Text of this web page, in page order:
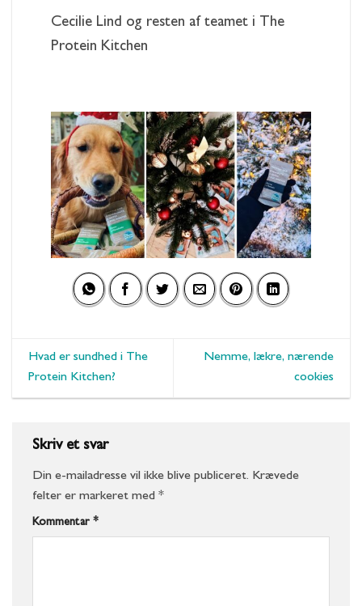
Cecilie Lind og resten af teamet i The
Protein Kitchen
Hvad er sundhed i The
Protein Kitchen?
Nemme, lækre, nærende
cookies
Skriv et svar
Din e-mailadresse vil ikke blive publiceret. Krævede
felter er markeret med *
Kommentar *